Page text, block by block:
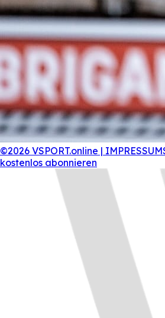
©2026 VSPORT.online | IMPRESSUM
kostenlos abonnieren